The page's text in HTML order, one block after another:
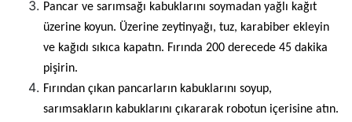
Pancar ve sarımsağı kabuklarını soymadan yağlı kağıt
üzerine koyun. Üzerine zeytinyağı, tuz, karabiber ekleyin
ve kağıdı sıkıca kapatın. Fırında 200 derecede 45 dakika
pişirin.
Fırından çıkan pancarların kabuklarını soyup,
sarımsakların kabuklarını çıkararak robotun içerisine atın.